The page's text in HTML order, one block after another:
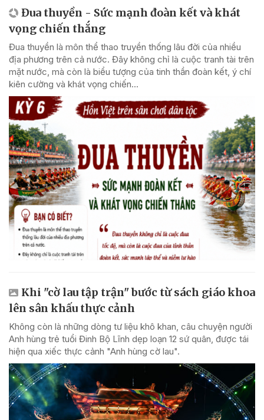
Đua thuyền - Sức mạnh đoàn kết và khát
vọng chiến thắng
Đua thuyền là môn thể thao truyền thống lâu đời của nhiều
địa phương trên cả nước. Đây không chỉ là cuộc tranh tài trên
mặt nước, mà còn là biểu tượng của tinh thần đoàn kết, ý chí
kiên cường và khát vọng chiến...
Khi "cờ lau tập trận" bước từ sách giáo khoa
lên sân khấu thực cảnh
Không còn là những dòng tư liệu khô khan, câu chuyện người
Anh hùng trẻ tuổi Đinh Bộ Lĩnh dẹp loạn 12 sứ quân, được tái
hiện qua xiếc thực cảnh "Anh hùng cờ lau".